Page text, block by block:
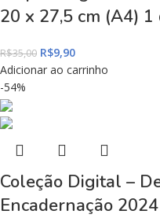
20 x 27,5 cm (A4)
R$35,00 R$9,90
Adicionar ao carrinho
-54%
Coleção Digital –
Encadernação 2024